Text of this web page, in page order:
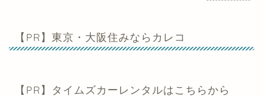
【PR】東京・大阪住みならカレコ
【PR】タイムズカーレンタルはこちらから